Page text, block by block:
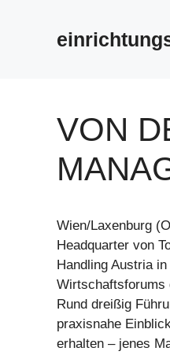
VON
Wien/Laxenburg
Headquarter von
Handling Austria
Wirtschaftsforums
Rund dreißig
praxisnahe
erhalten – jenes